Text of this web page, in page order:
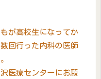
が高校生になってか
回行った内科の医師
医療センターにお願